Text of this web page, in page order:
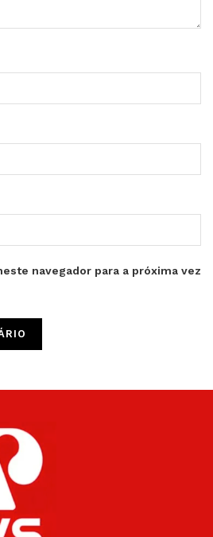
navegador para a próxima vez